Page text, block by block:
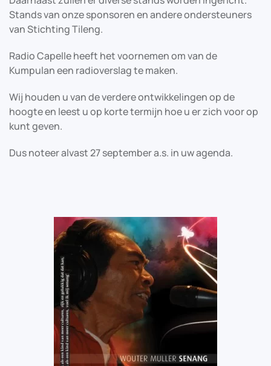
Stands van onze sponsoren en andere ondersteuners
van Stichting Tileng.
Radio Capelle heeft het voornemen om van de
Kumpulan een radioverslag te maken.
Wij houden u van de verdere ontwikkelingen op de
hoogte en leest u op korte termijn hoe u er zich voor op
kunt geven.
Dus noteer alvast 27 september a.s. in uw agenda.